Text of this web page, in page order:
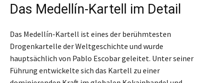
Das Medellín-Kartell im Detail
Das Medellín-Kartell ist eines der berühmtesten
Drogenkartelle der Weltgeschichte und wurde
hauptsächlich von Pablo Escobar geleitet. Unter seiner
Führung entwickelte sich das Kartell zu einer